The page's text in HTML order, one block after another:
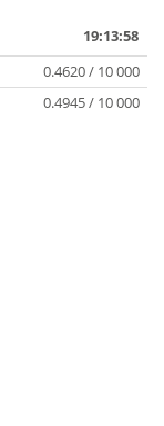
19:13:58
0.4620 / 10 000
0.4945 / 10 000